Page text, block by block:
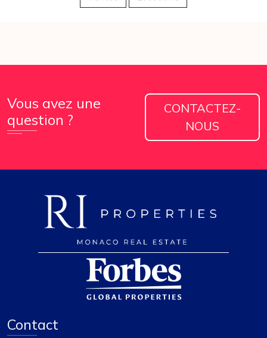
Vous avez une
question ?
CONTACTEZ-
NOUS
Contact